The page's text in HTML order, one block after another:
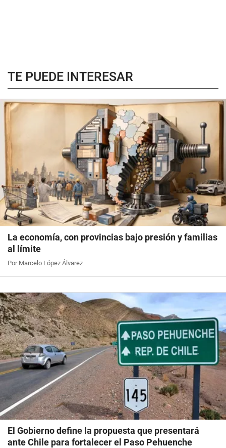
TE PUEDE INTERESAR
La economía, con provincias bajo presión y familias
al límite
Por Marcelo López Álvarez
El Gobierno define la propuesta que presentará
ante Chile para fortalecer el Paso Pehuenche